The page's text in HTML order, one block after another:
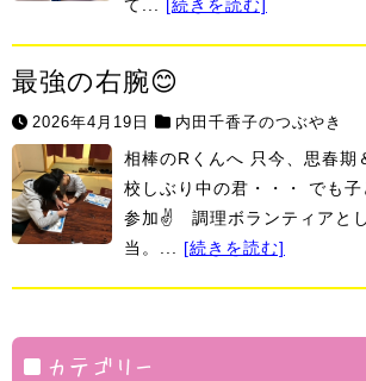
て... [続きを読む]
最強の右腕😊
2026年4月19日 内田千香子のつぶやき
相棒のRくんへ 只今、思春期
校しぶり中の君・・・ でも
参加✌ 調理ボランティアと
当。... [続きを読む]
カテゴリー